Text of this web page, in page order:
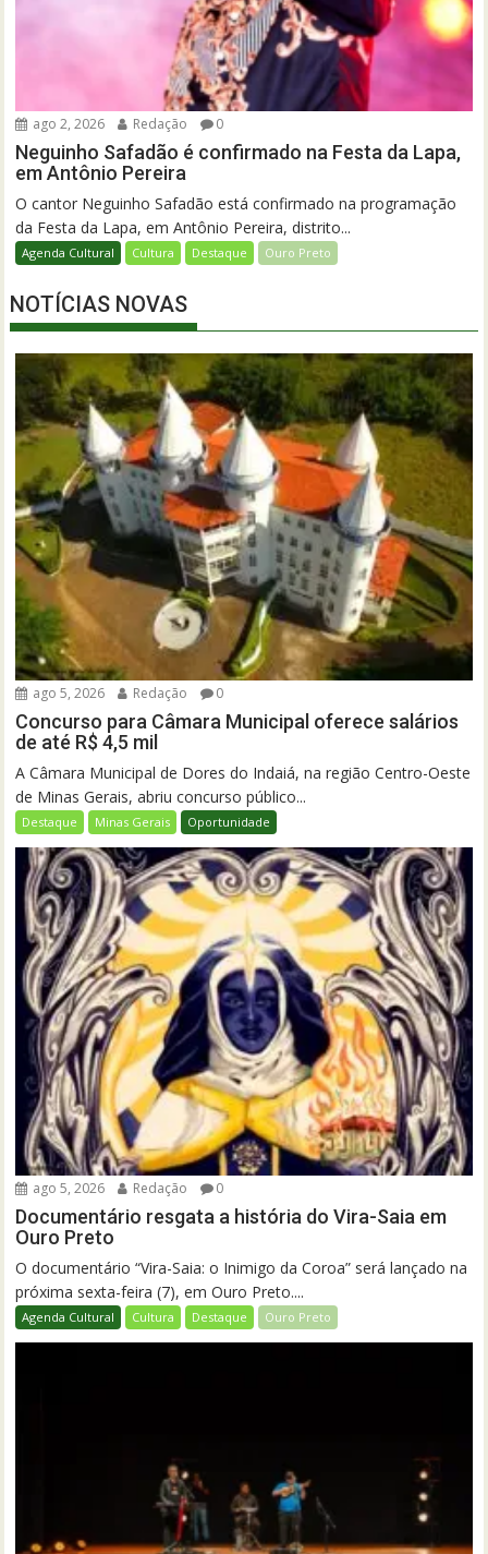
ago 2, 2026 Redação 0
Neguinho Safadão é confirmado na Festa da Lapa,
em Antônio Pereira
O cantor Neguinho Safadão está confirmado na programação
da Festa da Lapa, em Antônio Pereira, distrito...
Agenda Cultural Cultura Destaque Ouro Preto
NOTÍCIAS NOVAS
ago 5, 2026 Redação 0
Concurso para Câmara Municipal oferece salários
de até R$ 4,5 mil
A Câmara Municipal de Dores do Indaiá, na região Centro-Oeste
de Minas Gerais, abriu concurso público...
Destaque Minas Gerais Oportunidade
ago 5, 2026 Redação 0
Documentário resgata a história do Vira-Saia em
Ouro Preto
O documentário “Vira-Saia: o Inimigo da Coroa” será lançado na
próxima sexta-feira (7), em Ouro Preto....
Agenda Cultural Cultura Destaque Ouro Preto